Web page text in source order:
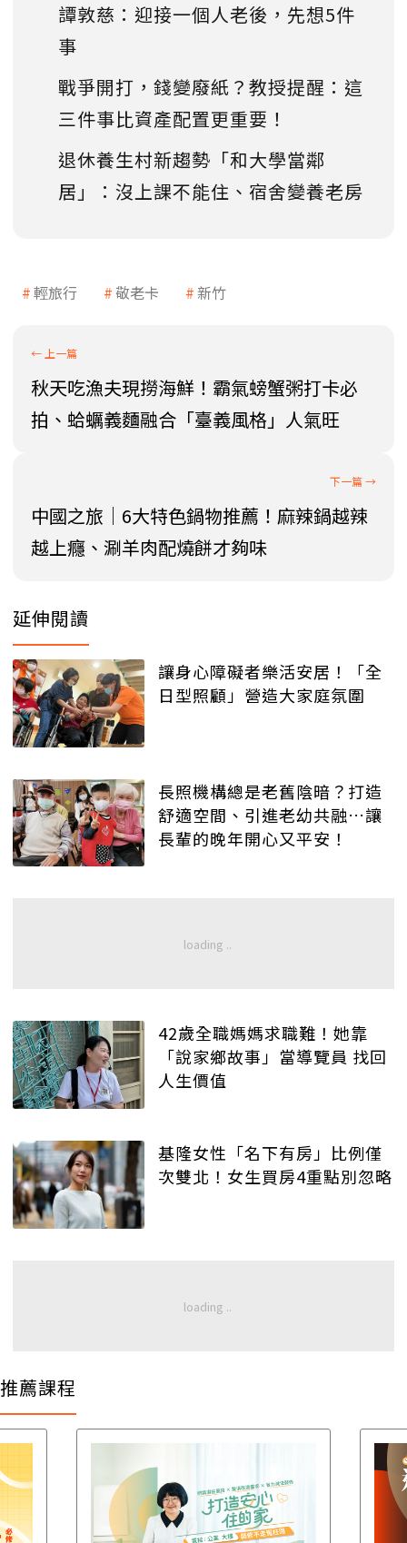
譚敦慈：迎接一個人老後，先想5件
事
戰爭開打，錢變廢紙？教授提醒：這
三件事比資產配置更重要！
退休養生村新趨勢「和大學當鄰
居」：沒上課不能住、宿舍變養老房
輕旅行 敬老卡 新竹
秋天吃漁夫現撈海鮮！霸氣螃蟹粥打卡必
拍、蛤蠣義麵融合「臺義風格」人氣旺
中國之旅│6大特色鍋物推薦！麻辣鍋越辣
越上癮、涮羊肉配燒餅才夠味
延伸閱讀
讓身心障礙者樂活安居！「全
日型照顧」營造大家庭氛圍
長照機構總是老舊陰暗？打造
舒適空間、引進老幼共融…讓
長輩的晚年開心又平安！
42歲全職媽媽求職難！她靠
「說家鄉故事」當導覽員 找回
人生價值
基隆女性「名下有房」比例僅
次雙北！女生買房4重點別忽略
推薦課程